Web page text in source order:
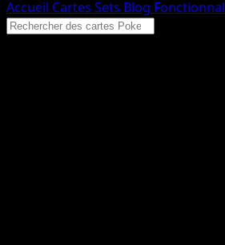
Accueil Cartes Sets Blog